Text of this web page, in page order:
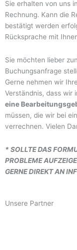
Sie erhalten von uns
Rechnung. Kann die
bestätigt werden
Rücksprache mit
Sie möchten lieber
Buchungsanfrage
Gerne nehmen wir
Verständnis, dass wir
eine
müssen, die wir bei
verrechnen. Vielen
* SOLLTE DAS
PROBLEME
GERNE DIREKT AN
Unsere Partner